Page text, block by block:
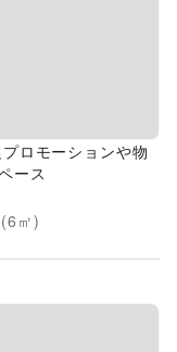
ロモーションや物
ース
6 ㎡)